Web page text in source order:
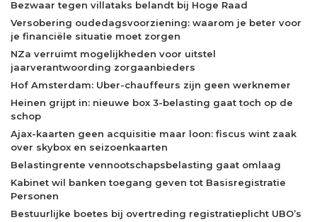
Bezwaar tegen villataks belandt bij Hoge Raad
Versobering oudedagsvoorziening: waarom je beter voor
je financiële situatie moet zorgen
NZa verruimt mogelijkheden voor uitstel
jaarverantwoording zorgaanbieders
Hof Amsterdam: Uber-chauffeurs zijn geen werknemer
Heinen grijpt in: nieuwe box 3-belasting gaat toch op de
schop
Ajax-kaarten geen acquisitie maar loon: fiscus wint zaak
over skybox en seizoenkaarten
Belastingrente vennootschapsbelasting gaat omlaag
Kabinet wil banken toegang geven tot Basisregistratie
Personen
Bestuurlijke boetes bij overtreding registratieplicht UBO’s